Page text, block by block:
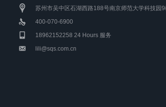
苏州市吴中区石湖西路188号南京师范大学科技园9
400-070-6900
18962152258 24 Hours 服务
lili@sqs.com.cn